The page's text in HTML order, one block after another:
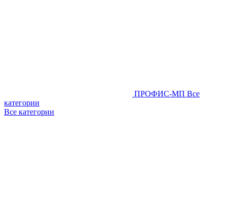
ПРОФИС-МП Все
категории
Все категории